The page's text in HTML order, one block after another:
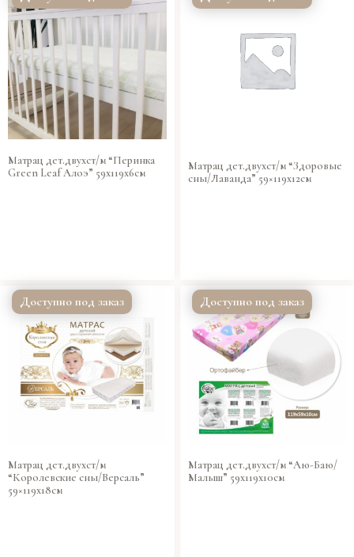
Матрац дет.двухст/м “Перинка
Green Leaf Алоэ” 59х119х6см
Матрац дет.двухст/м “Здоровые
сны/Лаванда” 59×119х12см
Доступно под заказ
Матрац дет.двухст/м
“Королевские сны/Версаль”
59×119х18см
Доступно под заказ
Матрац дет.двухст/м “Аю-Баю/
Малыш” 59х119х10см